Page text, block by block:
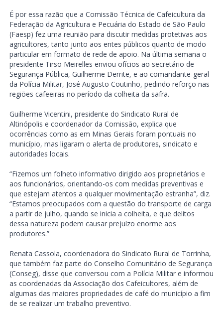
É por essa razão que a Comissão Técnica de Cafeicultura da
Federação da Agricultura e Pecuária do Estado de São Paulo
(Faesp) fez uma reunião para discutir medidas protetivas aos
agricultores, tanto junto aos entes públicos quanto de modo
particular em formato de rede de apoio. Na última semana o
presidente Tirso Meirelles enviou ofícios ao secretário de
Segurança Pública, Guilherme Derrite, e ao comandante-geral
da Polícia Militar, José Augusto Coutinho, pedindo reforço nas
regiões cafeeiras no período da colheita da safra.
Guilherme Vicentini, presidente do Sindicato Rural de
Altinópolis e coordenador da Comissão, explica que
ocorrências como as em Minas Gerais foram pontuais no
município, mas ligaram o alerta de produtores, sindicato e
autoridades locais.
“Fizemos um folheto informativo dirigido aos proprietários e
aos funcionários, orientando-os com medidas preventivas e
que estejam atentos a qualquer movimentação estranha”, diz.
“Estamos preocupados com a questão do transporte de carga
a partir de julho, quando se inicia a colheita, e que delitos
dessa natureza podem causar prejuízo enorme aos
produtores.”
Renata Cassola, coordenadora do Sindicato Rural de Torrinha,
que também faz parte do Conselho Comunitário de Segurança
(Conseg), disse que conversou com a Polícia Militar e informou
as coordenadas da Associação dos Cafeicultores, além de
algumas das maiores propriedades de café do município a fim
de se realizar um trabalho preventivo.